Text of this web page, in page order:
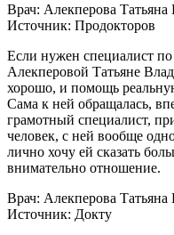
Врач: Алекперова
Источник: Продокторов
Если нужен специалист по
Алекперовой Татьяне
хорошо, и помощь
Сама к ней обращалась,
грамотный специалист,
человек, с ней вообще
лично хочу ей сказать
внимательно отношение.
Врач: Алекперова
Источник: Докту